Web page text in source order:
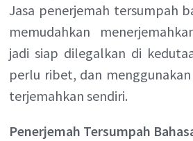
Jasa penerjemah tersumpah
memudahkan
jadi siap dilegalkan di
perlu ribet, dan
terjemahkan sendiri.
Penerjemah Tersumpah